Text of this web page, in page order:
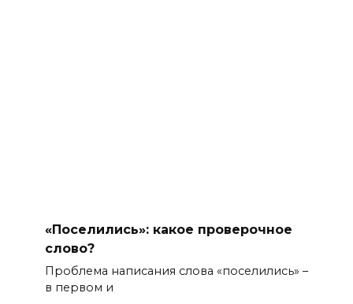
«Поселились»: какое проверочное
слово?
Проблема написания слова «поселились» –
в первом и